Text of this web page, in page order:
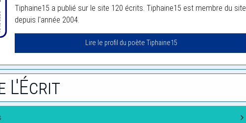
Tiphaine15 a publié sur le site 120 écrits. Tiphaine15 est membre du site
depuis l'année 2004.
Lire le profil du poète Tiphaine15
L'Écrit